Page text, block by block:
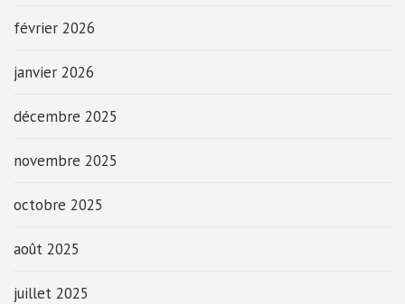
février 2026
janvier 2026
décembre 2025
novembre 2025
octobre 2025
août 2025
juillet 2025